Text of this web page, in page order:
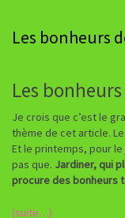
Les bonheurs
Les
Je crois que c’est le
thème de cet article.
Et le printemps, pour le
pas que. Jardiner, qui
procure des bonheurs
(suite…)